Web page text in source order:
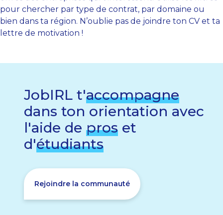
pour chercher par type de contrat, par domaine ou
bien dans ta région. N’oublie pas de joindre ton CV et ta
lettre de motivation !
JobIRL t'accompagne
dans ton orientation avec
l'aide de pros et
d'étudiants
Rejoindre la communauté